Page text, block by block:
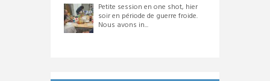
Petite session en one shot, hier
soir en période de guerre froide.
Nous avons in...